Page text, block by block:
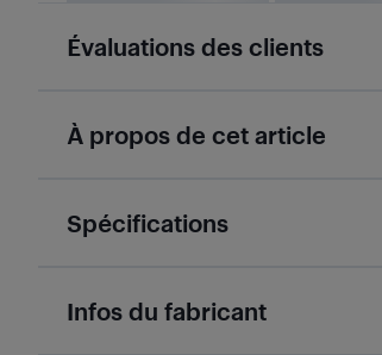
Évaluations des clients
À propos de cet article
Spécifications
Infos du fabricant